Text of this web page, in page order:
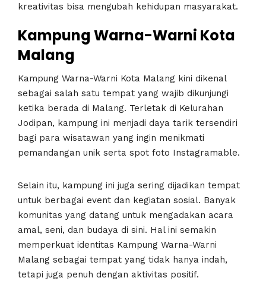
kreativitas bisa mengubah kehidupan masyarakat.
Kampung Warna-Warni Kota
Malang
Kampung Warna-Warni Kota Malang kini dikenal
sebagai salah satu tempat yang wajib dikunjungi
ketika berada di Malang. Terletak di Kelurahan
Jodipan, kampung ini menjadi daya tarik tersendiri
bagi para wisatawan yang ingin menikmati
pemandangan unik serta spot foto Instagramable.
Selain itu, kampung ini juga sering dijadikan tempat
untuk berbagai event dan kegiatan sosial. Banyak
komunitas yang datang untuk mengadakan acara
amal, seni, dan budaya di sini. Hal ini semakin
memperkuat identitas Kampung Warna-Warni
Malang sebagai tempat yang tidak hanya indah,
tetapi juga penuh dengan aktivitas positif.